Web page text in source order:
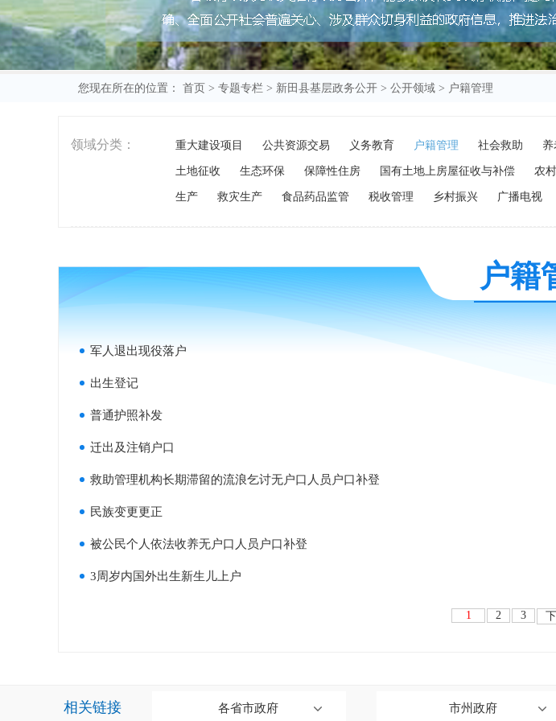
您现在所在的位置： 首页 > 专题专栏 > 新田县基层政务公开 > 公开领域 > 户籍管理
领域分类： 重大建设项目 公共资源交易 义务教育 户籍管理 社会救助 养
土地征收 生态环保 保障性住房 国有土地上房屋征收与补偿 农
生产 救灾生产 食品药品监管 税收管理 乡村振兴 广播电视
户籍
军人退出现役落户
出生登记
普通护照补发
迁出及注销户口
救助管理机构长期滞留的流浪乞讨无户口人员户口补登
民族变更更正
被公民个人依法收养无户口人员户口补登
3周岁内国外出生新生儿上户
1 2 3
相关链接 各省市政府 市州政府